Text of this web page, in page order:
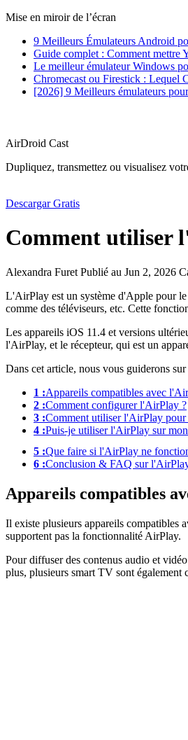
Mise en miroir de l’écran
9 Meilleurs Émulateurs Android
Guide complet : Comment mettre
Le meilleur émulateur Windows
Chromecast ou Firestick : Lequel
[2026] 9 Meilleurs émulateurs
AirDroid Cast
Dupliquez, transmettez ou visualisez
Descargar Gratis
Comment utiliser
Alexandra Furet Publié au Jun 2, 2026
L'AirPlay est un système d'Apple pour le
comme des téléviseurs, etc. Cette
Les appareils iOS 11.4 et versions
l'AirPlay, et le récepteur, qui est un
Dans cet article, nous vous guiderons
1 :Appareils compatibles avec
2 :Comment configurer l'AirPlay ?
3 :Comment utiliser l'AirPlay pour
4 :Puis-je utiliser l'AirPlay sur
5 :Que faire si l'AirPlay ne
6 :Conclusion & FAQ sur
Appareils compatibles
Il existe plusieurs appareils compatibles
supportent pas la fonctionnalité AirPlay.
Pour diffuser des contenus audio et
plus, plusieurs smart TV sont